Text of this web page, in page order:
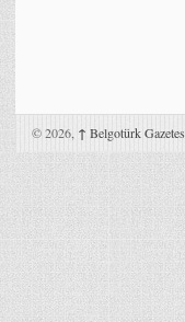
© 2026, ↑ Belgotürk